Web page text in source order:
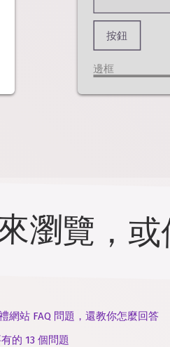
按鈕
邊框
瀏覽，
網站 FAQ 問題，還教你怎麼回答
的 13 個問題